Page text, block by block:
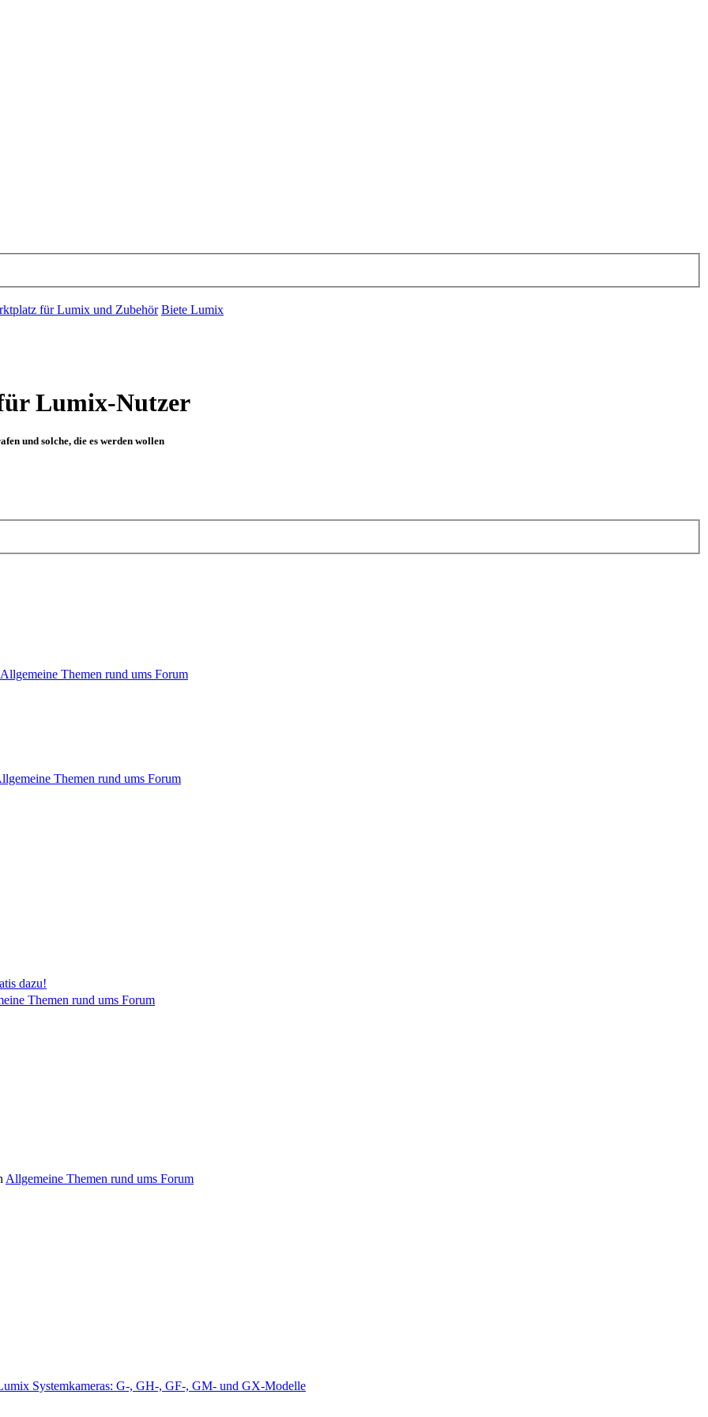
für Lumix und Zubehör Biete Lumix
Lumix-Nutzer
und solche, die es werden wollen
Allgemeine Themen rund ums Forum
Themen rund ums Forum
dazu!
Themen rund ums Forum
Allgemeine Themen rund ums Forum
Systemkameras: G-, GH-, GF-, GM- und GX-Modelle